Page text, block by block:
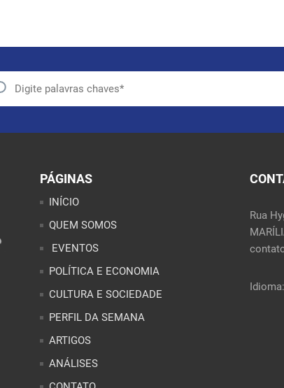
PÁGINAS
INÍCIO
QUEM SOMOS
EVENTOS
POLÍTICA E ECONOMIA
CULTURA E SOCIEDADE
PERFIL DA SEMANA
ARTIGOS
ANÁLISES
Rua
Idioma: